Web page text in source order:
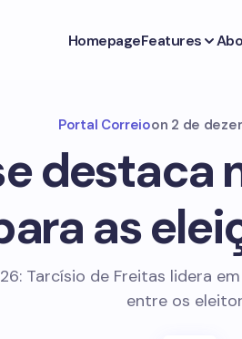
HomepageFeatures
Portal Correioon 2 de
destaca
as
Tarcísio de Freitas lidera
entre os